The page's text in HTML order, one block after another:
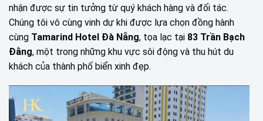
nhận được sự tin tưởng từ quý khách hàng và đối tác.
Chúng tôi vô cùng vinh dự khi được lựa chọn đồng hành
cùng Tamarind Hotel Đà Nẵng, tọa lạc tại 83 Trần Bạch
Đằng, một trong những khu vực sôi động và thu hút du
khách của thành phố biển xinh đẹp.